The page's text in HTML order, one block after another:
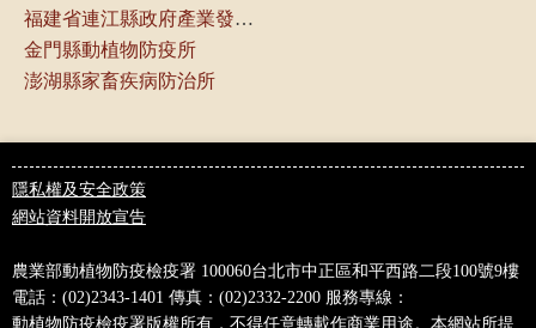
福建省連江縣政府產業發展處
金門縣動植物防疫所
澎湖縣家畜疾病防治所
隱私權及安全政策
網站資料開放宣告
農業部動植物防疫檢疫署 100060台北市中正區和平西路二段100號9樓
電話：(02)2343-1401 傳真：(02)2332-2200 服務專線：
動植物防疫檢疫署版權所有，不得任意轉載作商業用途。本網站所提